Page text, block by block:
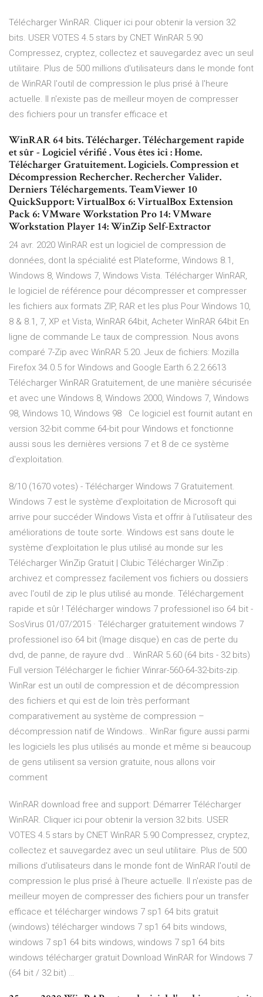
Télécharger WinRAR. Cliquer ici pour obtenir la version 32
bits. USER VOTES 4.5 stars by CNET WinRAR 5.90
Compressez, cryptez, collectez et sauvegardez avec un seul
utilitaire. Plus de 500 millions d'utilisateurs dans le monde font
de WinRAR l'outil de compression le plus prisé à l'heure
actuelle. Il n'existe pas de meilleur moyen de compresser
des fichiers pour un transfer efficace et
WinRAR 64 bits. Télécharger. Téléchargement rapide
et sûr - Logiciel vérifié . Vous êtes ici : Home.
Télécharger Gratuitement. Logiciels. Compression et
Décompression‎ Rechercher. Rechercher Valider.
Derniers Téléchargements. TeamViewer 10
QuickSupport: VirtualBox 6: VirtualBox Extension
Pack 6: VMware Workstation Pro 14: VMware
Workstation Player 14: WinZip Self-Extractor
24 avr. 2020 WinRAR est un logiciel de compression de
données, dont la spécialité est Plateforme, Windows 8.1,
Windows 8, Windows 7, Windows Vista. Télécharger WinRAR,
le logiciel de référence pour décompresser et compresser
les fichiers aux formats ZIP, RAR et les plus Pour Windows 10,
8 & 8.1, 7, XP et Vista, WinRAR 64bit, Acheter WinRAR 64bit En
ligne de commande Le taux de compression. Nous avons
comparé 7-Zip avec WinRAR 5.20. Jeux de fichiers: Mozilla
Firefox 34.0.5 for Windows and Google Earth 6.2.2.6613
Télécharger WinRAR Gratuitement, de une manière sécurisée
et avec une Windows 8, Windows 2000, Windows 7, Windows
98, Windows 10, Windows 98 Ce logiciel est fournit autant en
version 32-bit comme 64-bit pour Windows et fonctionne
aussi sous les dernières versions 7 et 8 de ce système
d'exploitation.
8/10 (1670 votes) - Télécharger Windows 7 Gratuitement.
Windows 7 est le système d'exploitation de Microsoft qui
arrive pour succéder Windows Vista et offrir à l'utilisateur des
améliorations de toute sorte. Windows est sans doute le
système d’exploitation le plus utilisé au monde sur les
Télécharger WinZip Gratuit | Clubic Télécharger WinZip :
archivez et compressez facilement vos fichiers ou dossiers
avec l'outil de zip le plus utilisé au monde. Téléchargement
rapide et sûr ! Télécharger windows 7 professionel iso 64 bit -
SosVirus 01/07/2015 · Télécharger gratuitement windows 7
professionel iso 64 bit (Image disque) en cas de perte du
dvd, de panne, de rayure dvd .. WinRAR 5.60 (64 bits - 32 bits)
Full version Télécharger le fichier Winrar-560-64-32-bits-zip.
WinRar est un outil de compression et de décompression
des fichiers et qui est de loin très performant
comparativement au système de compression –
décompression natif de Windows.. WinRar figure aussi parmi
les logiciels les plus utilisés au monde et même si beaucoup
de gens utilisent sa version gratuite, nous allons voir
comment
WinRAR download free and support: Démarrer Télécharger
WinRAR. Cliquer ici pour obtenir la version 32 bits. USER
VOTES 4.5 stars by CNET WinRAR 5.90 Compressez, cryptez,
collectez et sauvegardez avec un seul utilitaire. Plus de 500
millions d'utilisateurs dans le monde font de WinRAR l'outil de
compression le plus prisé à l'heure actuelle. Il n'existe pas de
meilleur moyen de compresser des fichiers pour un transfer
efficace et télécharger windows 7 sp1 64 bits gratuit
(windows) télécharger windows 7 sp1 64 bits windows,
windows 7 sp1 64 bits windows, windows 7 sp1 64 bits
windows télécharger gratuit Download WinRAR for Windows 7
(64 bit / 32 bit) …